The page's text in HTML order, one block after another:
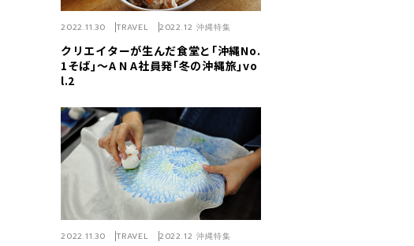
クリエイターが生んだ食堂と｢沖縄No.
1そば｣～A N A社員発｢冬の沖縄旅｣vo
l.2
2022.11.30 TRAVEL 2022.12 沖縄特集
2022.11.30 TRAVEL 2022.12 沖縄特集